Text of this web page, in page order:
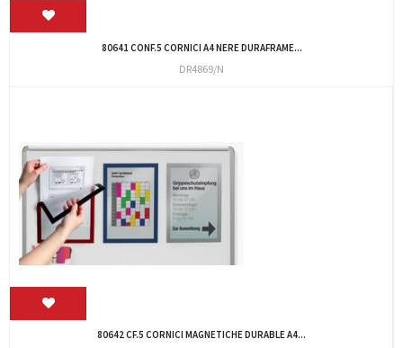
80641 CONF.5 CORNICI A4 NERE DURAFRAME...
DR4869/N
80642 CF.5 CORNICI MAGNETICHE DURABLE A4...